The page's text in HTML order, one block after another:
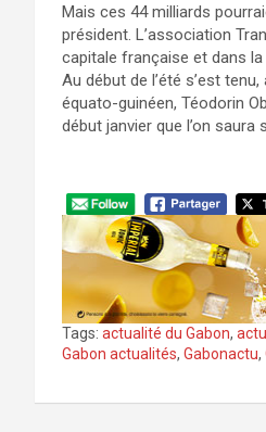
Mais ces 44 milliards
président. L’association
capitale française et dans la
Au début de l’été s’est tenu,
équato-guinéen, Téodorin
début janvier que l’on
Tags: actualité du Gabon,
Gabon actualités, Gabonactu,